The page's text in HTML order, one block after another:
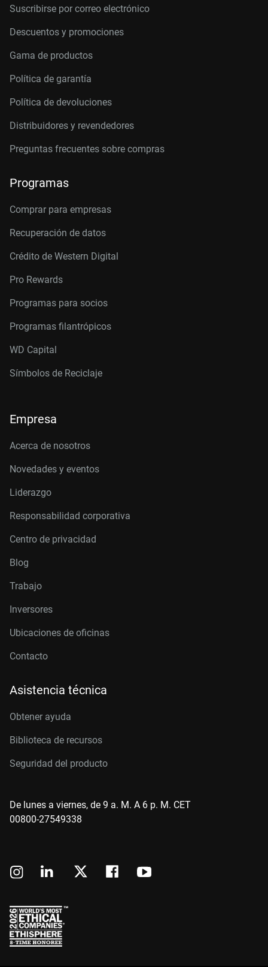
Suscribirse por correo electrónico
Descuentos y promociones
Gama de productos
Política de garantía
Política de devoluciones
Distribuidores y revendedores
Preguntas frecuentes sobre compras
Programas
Comprar para empresas
Recuperación de datos
Crédito de Western Digital
Pro Rewards
Programas para socios
Programas filantrópicos
WD Capital
Símbolos de Reciclaje
Empresa
Acerca de nosotros
Novedades y eventos
Liderazgo
Responsabilidad corporativa
Centro de privacidad
Blog
Trabajo
Inversores
Ubicaciones de oficinas
Contacto
Asistencia técnica
Obtener ayuda
Biblioteca de recursos
Seguridad del producto
De lunes a viernes, de 9 a. M. A 6 p. M. CET
00800-27549338